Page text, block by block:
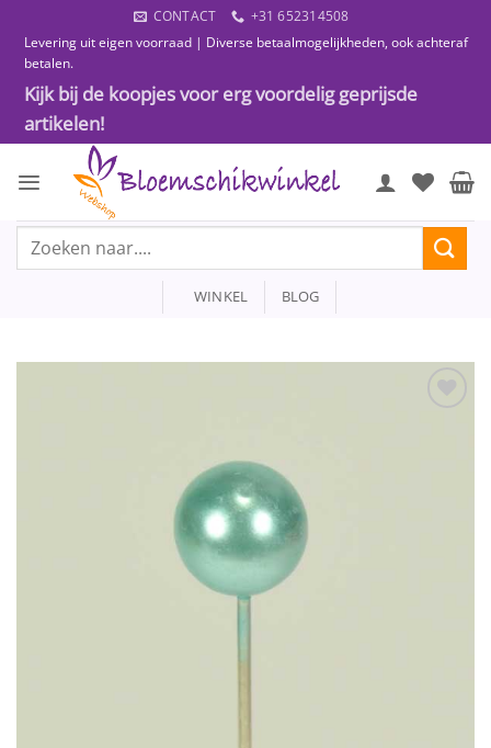
naar
inhoud
CONTACT
+31 652314508
Levering uit eigen voorraad | Diverse betaalmogelijkheden, ook achteraf
betalen.
Kijk bij de koopjes voor erg voordelig geprijsde
artikelen!
Zoeken
WINKEL BLOG